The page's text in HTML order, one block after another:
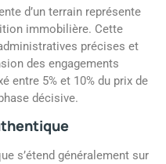
d’un terrain représente
immobilière. Cette
précises et
des engagements
entre 5% et 10% du prix de
décisive.
s’étend généralement sur